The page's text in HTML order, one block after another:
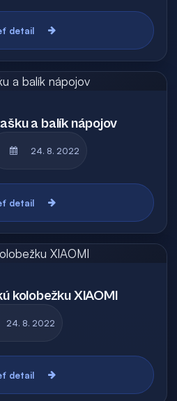
detail
a balík nápojov
24. 8. 2022
detail
kolobežku XIAOMI
24. 8. 2022
detail